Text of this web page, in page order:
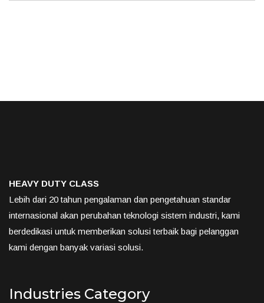
HEAVY DUTY CLASS
Lebih dari 20 tahun pengalaman dan pengetahuan standar
internasional akan perubahan teknologi sistem industri, kami
berdedikasi untuk memberikan solusi terbaik bagi pelanggan
kami dengan banyak variasi solusi.
Industries Category